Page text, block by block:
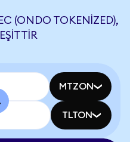
(ONDO TOKENIZED),
MTZON
TLTON